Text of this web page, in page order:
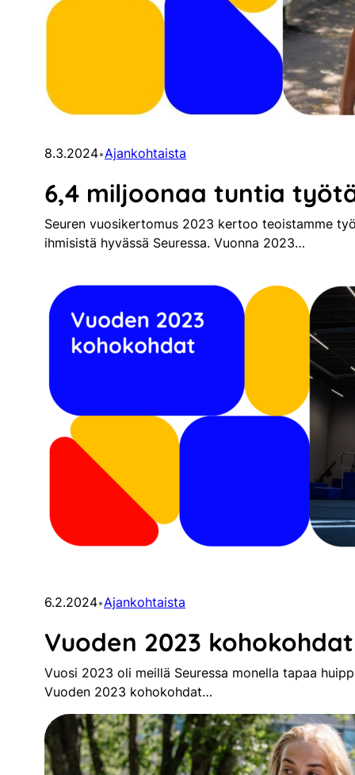
8.3.2024•Ajankohtaista
6,4 miljoonaa tuntia
Seuren vuosikertomus 2023 kertoo teoistamme
ihmisistä hyvässä Seuressa. Vuonna 2023…
6.2.2024•Ajankohtaista
Vuoden 2023
Vuosi 2023 oli meillä Seuressa monella tapaa
Vuoden 2023 kohokohdat…